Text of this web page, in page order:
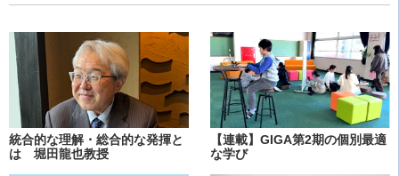
統合的な理解・総合的な発揮と
は 堀田龍也教授
【連載】GIGA第2期の個別最適
な学び